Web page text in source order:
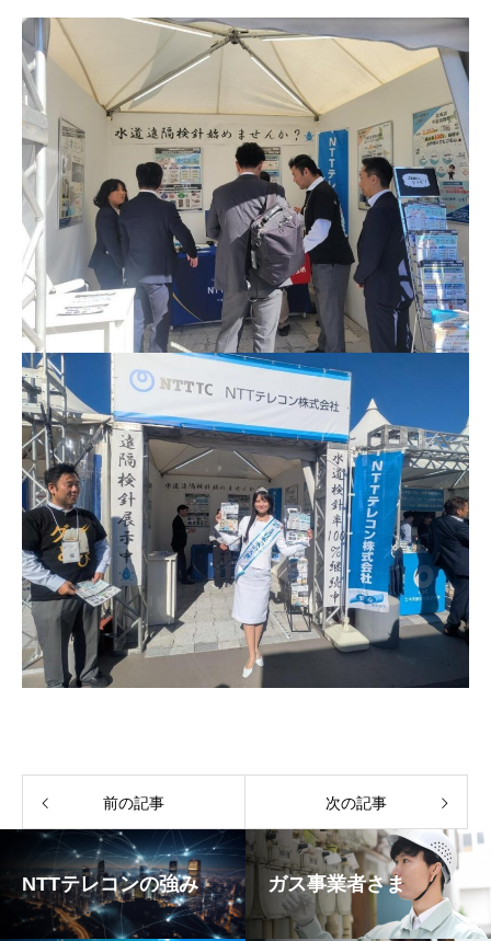
前の記事 次の記事
NTTテレコンの強み ガス事業者さま